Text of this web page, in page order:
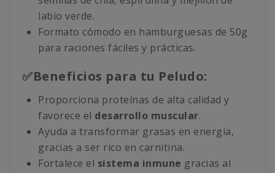
labio verde.
Formato cómodo en hamburguesas de 50g
para raciones fáciles y prácticas.
✅Beneficios para tu Peludo:
Proporciona proteínas de alta calidad y
favorece el desarrollo muscular.
Ayuda a transformar grasas en energía,
gracias a ser rico en carnitina.
Fortalece el sistema inmune gracias al